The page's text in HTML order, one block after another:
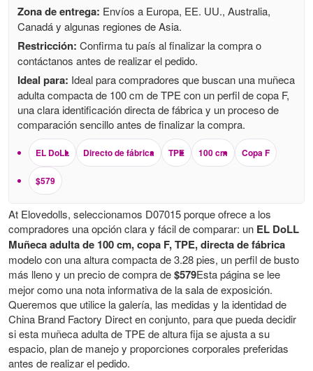
Zona de entrega: Envíos a Europa, EE. UU., Australia,
Canadá y algunas regiones de Asia.
Restricción: Confirma tu país al finalizar la compra o
contáctanos antes de realizar el pedido.
Ideal para: Ideal para compradores que buscan una muñeca
adulta compacta de 100 cm de TPE con un perfil de copa F,
una clara identificación directa de fábrica y un proceso de
comparación sencillo antes de finalizar la compra.
EL DoLL Directo de fábrica TPE 100 cm Copa F
$579
At Elovedolls, seleccionamos D07015 porque ofrece a los
compradores una opción clara y fácil de comparar: un EL DoLL
Muñeca adulta de 100 cm, copa F, TPE, directa de fábrica
modelo con una altura compacta de 3.28 pies, un perfil de busto
más lleno y un precio de compra de$579Esta página se lee
mejor como una nota informativa de la sala de exposición.
Queremos que utilice la galería, las medidas y la identidad de
China Brand Factory Direct en conjunto, para que pueda decidir
si esta muñeca adulta de TPE de altura fija se ajusta a su
espacio, plan de manejo y proporciones corporales preferidas
antes de realizar el pedido.